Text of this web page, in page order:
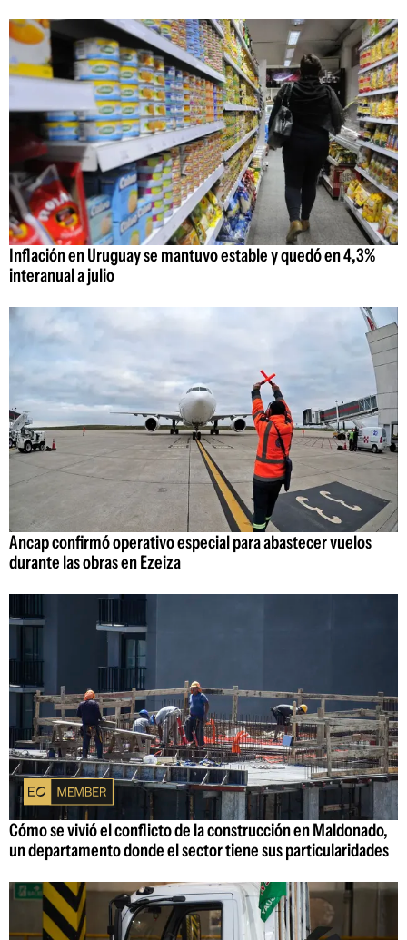
Inflación en Uruguay se mantuvo estable y quedó en 4,3%
interanual a julio
Ancap confirmó operativo especial para abastecer vuelos
durante las obras en Ezeiza
Cómo se vivió el conflicto de la construcción en Maldonado,
un departamento donde el sector tiene sus particularidades